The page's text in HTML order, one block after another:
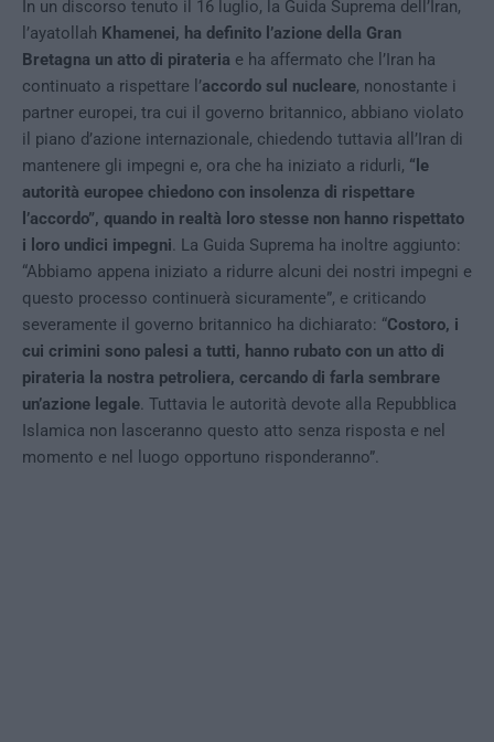
In un discorso tenuto il 16 luglio, la Guida Suprema dell’Iran,
l’ayatollah Khamenei, ha definito l’azione della Gran
Bretagna un atto di pirateria e ha affermato che l’Iran ha
continuato a rispettare l’accordo sul nucleare, nonostante i
partner europei, tra cui il governo britannico, abbiano violato
il piano d’azione internazionale, chiedendo tuttavia all’Iran di
mantenere gli impegni e, ora che ha iniziato a ridurli, “le
autorità europee chiedono con insolenza di rispettare
l’accordo”, quando in realtà loro stesse non hanno rispettato
i loro undici impegni. La Guida Suprema ha inoltre aggiunto:
“Abbiamo appena iniziato a ridurre alcuni dei nostri impegni e
questo processo continuerà sicuramente”, e criticando
severamente il governo britannico ha dichiarato: “Costoro, i
cui crimini sono palesi a tutti, hanno rubato con un atto di
pirateria la nostra petroliera, cercando di farla sembrare
un’azione legale. Tuttavia le autorità devote alla Repubblica
Islamica non lasceranno questo atto senza risposta e nel
momento e nel luogo opportuno risponderanno”.